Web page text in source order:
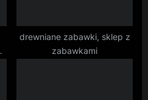
drewniane zabawki, sklep z
zabawkami